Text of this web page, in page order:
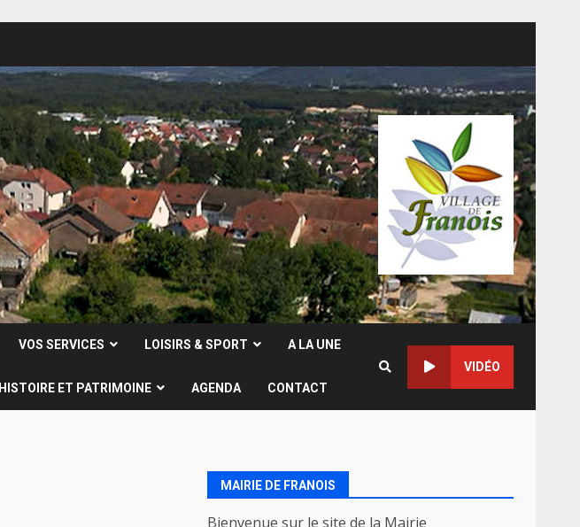
VOS SERVICES LOISIRS & SPORT A LA UNE
HISTOIRE ET PATRIMOINE AGENDA CONTACT
VIDÉO
MAIRIE DE FRANOIS
Bienvenue sur le site de la Mairie